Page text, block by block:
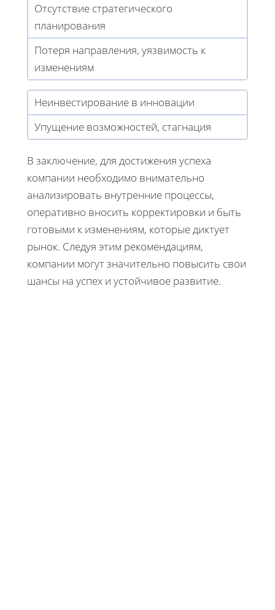
Отсутствие стратегического
планирования
Потеря направления, уязвимость к
изменениям
Неинвестирование в инновации
Упущение возможностей, стагнация
В заключение, для достижения успеха
компании необходимо внимательно
анализировать внутренние процессы,
оперативно вносить корректировки и быть
готовыми к изменениям, которые диктует
рынок. Следуя этим рекомендациям,
компании могут значительно повысить свои
шансы на успех и устойчивое развитие.